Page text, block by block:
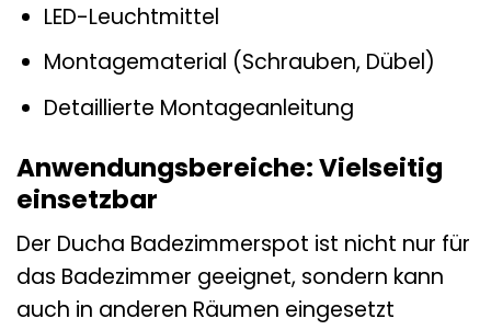
LED-Leuchtmittel
Montagematerial (Schrauben, Dübel)
Detaillierte Montageanleitung
Anwendungsbereiche: Vielseitig
einsetzbar
Der Ducha Badezimmerspot ist nicht nur für
das Badezimmer geeignet, sondern kann
auch in anderen Räumen eingesetzt